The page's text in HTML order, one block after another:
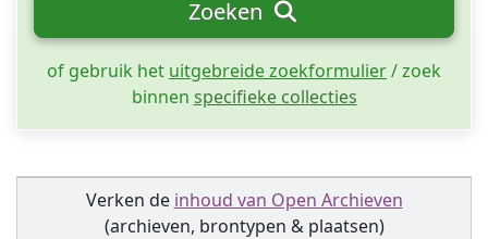
Zoeken
of gebruik het uitgebreide zoekformulier/ zoek
binnen specifieke collecties
Verken de inhoud van Open Archieven
(archieven, brontypen & plaatsen)